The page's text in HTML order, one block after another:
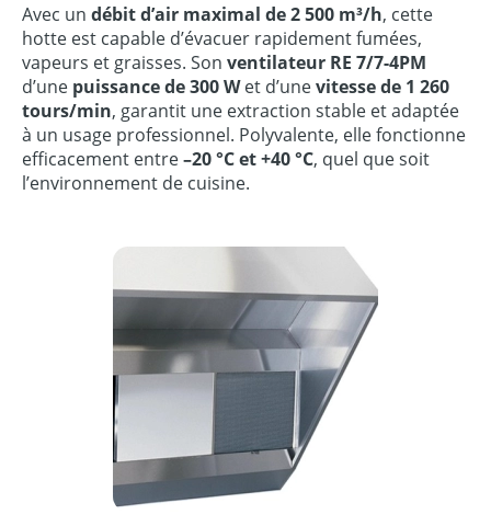
Avec un débit d’air maximal de 2 500 m³/h, cette
hotte est capable d’évacuer rapidement fumées,
vapeurs et graisses. Son ventilateur RE 7/7-4PM
d’une puissance de 300 Wet d’unevitesse de 1 260
tours/min, garantit une extraction stable et adaptée
à un usage professionnel. Polyvalente, elle fonctionne
efficacement entre–20 °C et +40 °C, quel que soit
l’environnement de cuisine.